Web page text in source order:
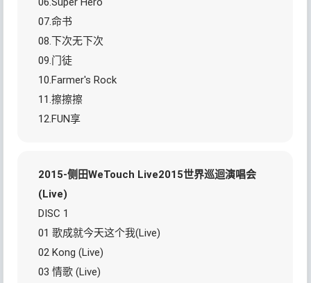
07.命书
08.下次无下次
09.门徒
10.Farmer's Rock
11.擦擦擦
12.FUN享
2015-侧田WeTouch Live2015世界巡迴演唱会
(Live)
DISC 1
01 歌成就今天这个我(Live)
02 Kong (Live)
03 情歌 (Live)